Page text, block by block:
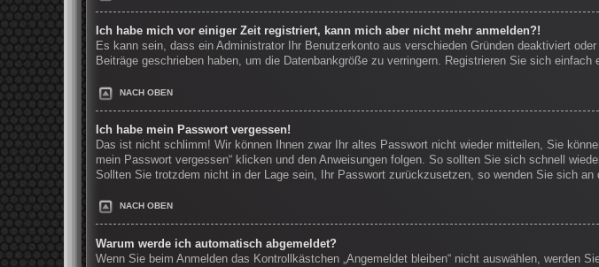
Ich habe mich vor einiger Zeit registriert, kann mich aber nicht mehr anmelden?!
Es kann sein, dass ein Administrator Ihr Benutzerkonto aus verschieden Gründen deaktiviert
Beiträge geschrieben haben, um die Datenbankgröße zu verringern. Registrieren Sie sich
NACH OBEN
Ich habe mein Passwort vergessen!
Das ist nicht schlimm! Wir können Ihnen zwar Ihr altes Passwort nicht wieder mitteilen, Sie
mein Passwort vergessen“ klicken und den Anweisungen folgen. So sollten Sie sich schnell
Sollten Sie trotzdem nicht in der Lage sein, Ihr Passwort zurückzusetzen, so wenden Sie sich an
NACH OBEN
Warum werde ich automatisch abgemeldet?
Wenn Sie beim Anmelden das Kontrollkästchen „Angemeldet bleiben“ nicht auswählen, werden